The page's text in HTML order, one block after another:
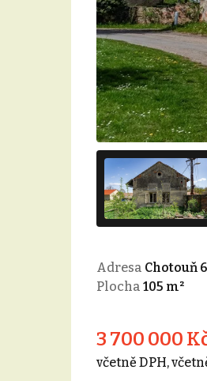
Adresa Chotouň
Plocha 105 m²
3 700 000
včetně DPH,